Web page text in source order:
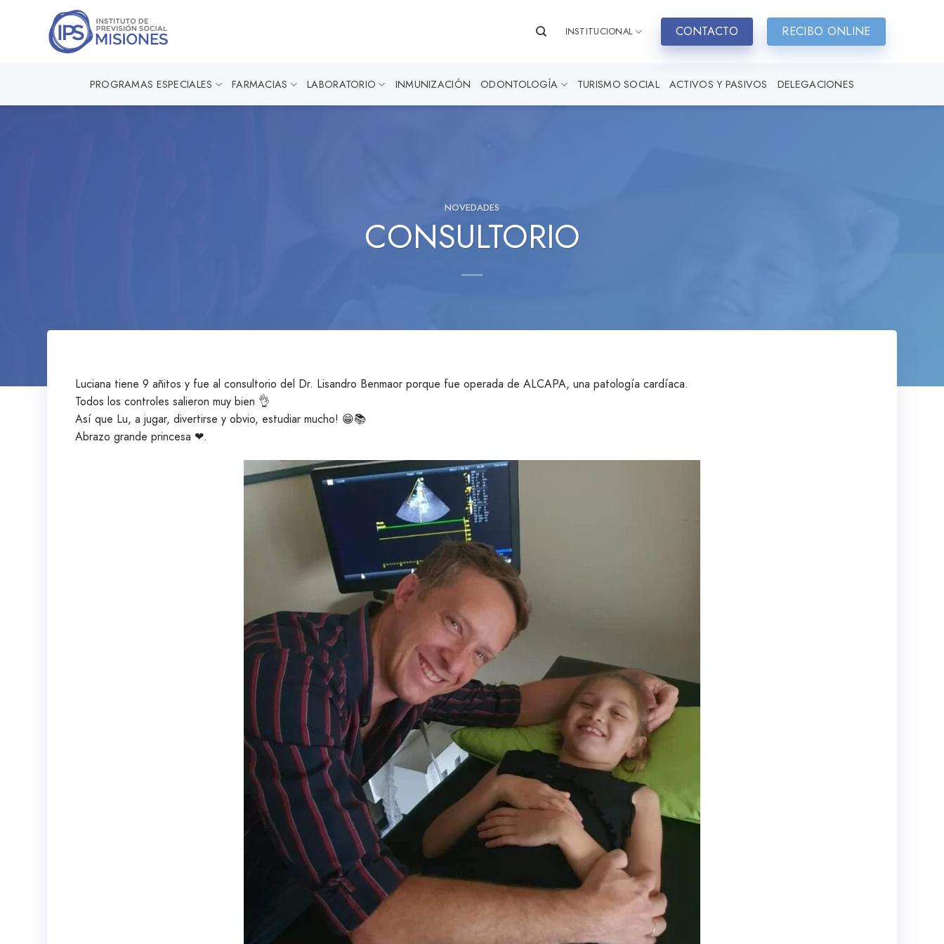
INSTITUCIONAL CONTACTO RECIBO ONLINE
PROGRAMAS ESPECIALES FARMACIAS LABORATORIO INMUNIZACIÓN ODONTOLOGÍA TURISMO SOCIAL ACTIVOS Y PASIVOS DELEGACIONES
NOVEDADES
CONSULTORIO
Luciana tiene 9 añitos y fue al consultorio del Dr. Lisandro Benmaor porque fue operada de ALCAPA, una patología cardíaca.
Todos los controles salieron muy bien 👌
Así que Lu, a jugar, divertirse y obvio, estudiar mucho! 😁📚
Abrazo grande princesa ❤.